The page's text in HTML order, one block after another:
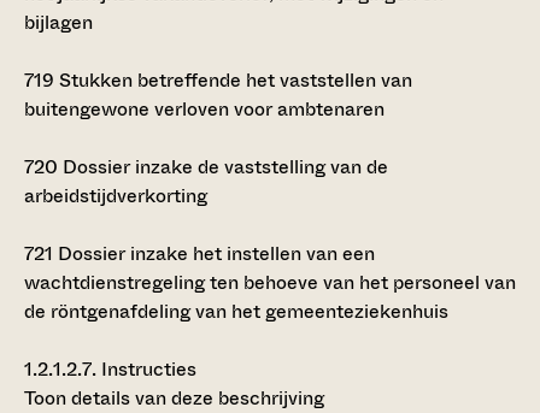
bijlagen
719 Stukken betreffende het vaststellen van
buitengewone verloven voor ambtenaren
720 Dossier inzake de vaststelling van de
arbeidstijdverkorting
721 Dossier inzake het instellen van een
wachtdienstregeling ten behoeve van het personeel van
de röntgenafdeling van het gemeenteziekenhuis
1.2.1.2.7. Instructies
Toon details van deze beschrijving